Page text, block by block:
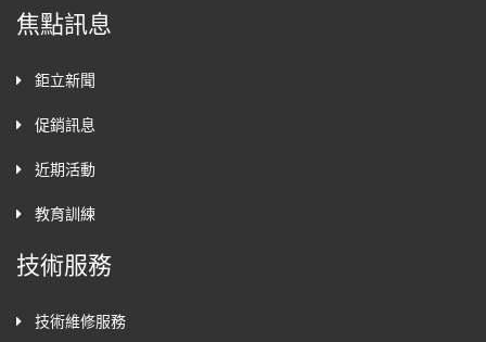
焦點訊息
鉅立新聞
促銷訊息
近期活動
教育訓練
技術服務
技術維修服務